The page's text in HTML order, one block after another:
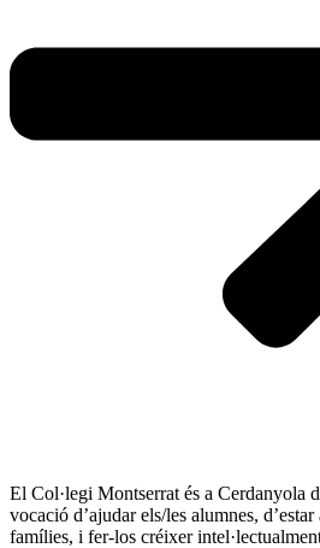
El Col·legi Montserrat és a Cerdanyola
vocació d’ajudar els/les alumnes,
famílies, i fer-los créixer